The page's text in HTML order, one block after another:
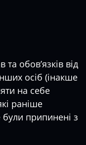
обов’язків від
осіб (інакше
на себе
раніше
припинені з